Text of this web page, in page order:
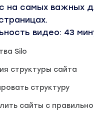
на самых важных
видео: 43
Silo
структуры сайта
структуру
сайты с